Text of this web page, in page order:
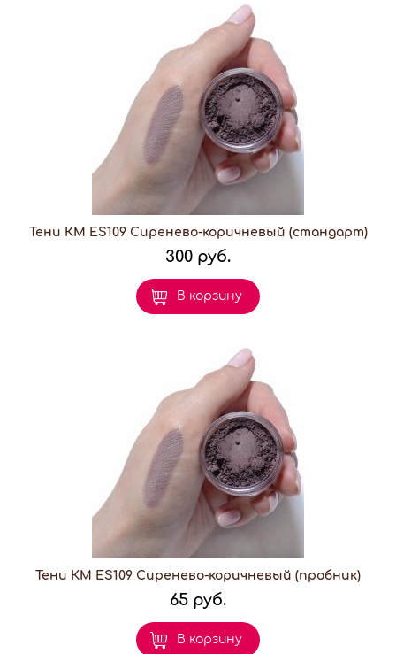
Тени КМ ES109 Сиренево-коричневый (стандарт)
300 руб.
В корзину
Тени КМ ES109 Сиренево-коричневый (пробник)
65 руб.
В корзину